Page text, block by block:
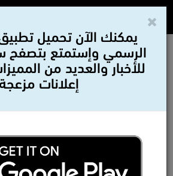
يمكنك الآن تحميل تطبيق
الرسمي وإستمتع بتصفح
للأخبار والعديد من
إعلانات مزعجة